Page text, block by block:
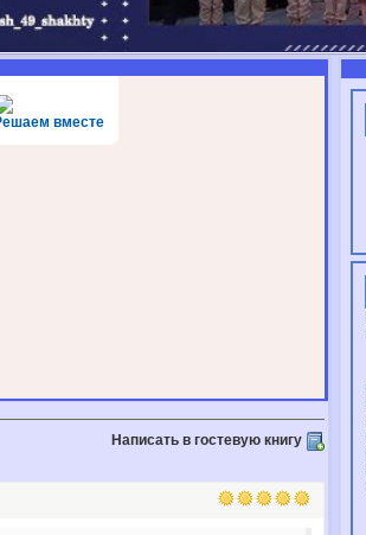
вместе
Написать в гостевую книгу